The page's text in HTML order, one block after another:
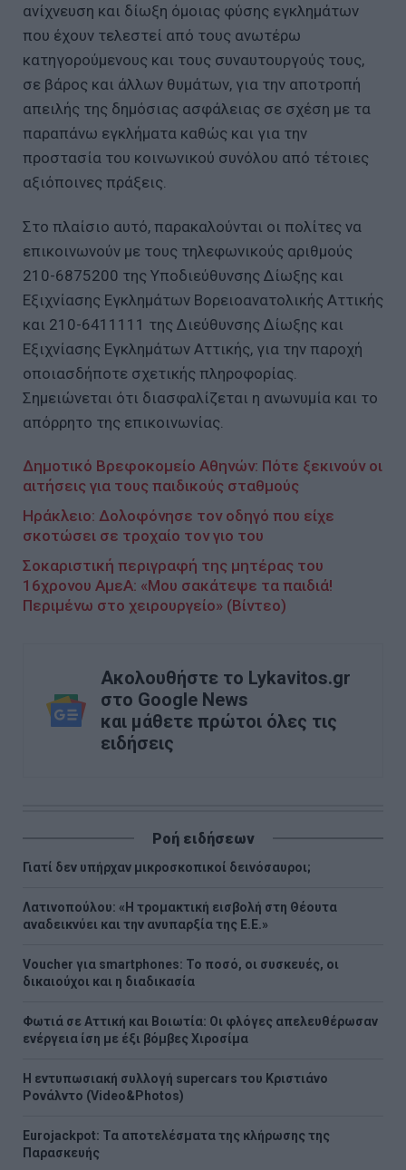
ανίχνευση και δίωξη όμοιας φύσης εγκλημάτων
που έχουν τελεστεί από τους ανωτέρω
κατηγορούμενους και τους συναυτουργούς τους,
σε βάρος και άλλων θυμάτων, για την αποτροπή
απειλής της δημόσιας ασφάλειας σε σχέση με τα
παραπάνω εγκλήματα καθώς και για την
προστασία του κοινωνικού συνόλου από τέτοιες
αξιόποινες πράξεις.
Στο πλαίσιο αυτό, παρακαλούνται οι πολίτες να
επικοινωνούν με τους τηλεφωνικούς αριθμούς
210-6875200 της Υποδιεύθυνσης Δίωξης και
Εξιχνίασης Εγκλημάτων Βορειοανατολικής Αττικής
και 210-6411111 της Διεύθυνσης Δίωξης και
Εξιχνίασης Εγκλημάτων Αττικής, για την παροχή
οποιασδήποτε σχετικής πληροφορίας.
Σημειώνεται ότι διασφαλίζεται η ανωνυμία και το
απόρρητο της επικοινωνίας.
Δημοτικό Βρεφοκομείο Αθηνών: Πότε ξεκινούν οι
αιτήσεις για τους παιδικούς σταθμούς
Ηράκλειο: Δολοφόνησε τον οδηγό που είχε
σκοτώσει σε τροχαίο τον γιο του
Σοκαριστική περιγραφή της μητέρας του
16χρονου ΑμεΑ: «Μου σακάτεψε τα παιδιά!
Περιμένω στο χειρουργείο» (Βίντεο)
Ακολουθήστε το Lykavitos.gr
στο Google News
και μάθετε πρώτοι όλες τις
ειδήσεις
Ροή ειδήσεων
Γιατί δεν υπήρχαν μικροσκοπικοί δεινόσαυροι;
Λατινοπούλου: «Η τρομακτική εισβολή στη Θέουτα
αναδεικνύει και την ανυπαρξία της Ε.Ε.»
Voucher για smartphones: Το ποσό, οι συσκευές, οι
δικαιούχοι και η διαδικασία
Φωτιά σε Αττική και Βοιωτία: Οι φλόγες απελευθέρωσαν
ενέργεια ίση με έξι βόμβες Χιροσίμα
H εντυπωσιακή συλλογή supercars του Κριστιάνο
Ρονάλντο (Video&Photos)
Eurojackpot: Τα αποτελέσματα της κλήρωσης της
Παρασκευής